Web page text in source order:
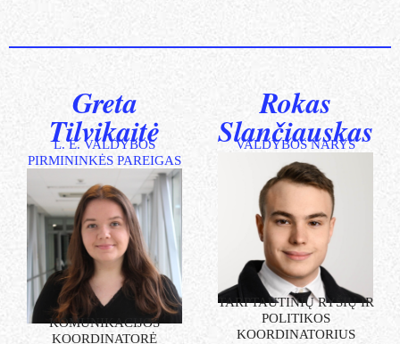
Greta
Tilvikaitė
L. E. VALDYBOS
PIRMININKĖS PAREIGAS
KOMUNIKACIJOS
KOORDINATORĖ
Rokas
Slančiauskas
VALDYBOS NARYS
TARPTAUTINIŲ RYŠIŲ IR
POLITIKOS
KOORDINATORIUS